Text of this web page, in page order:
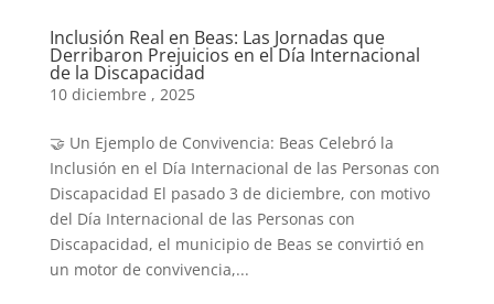
Inclusión Real en Beas: Las Jornadas que
Derribaron Prejuicios en el Día Internacional
de la Discapacidad
10 diciembre , 2025
🤝 Un Ejemplo de Convivencia: Beas Celebró la
Inclusión en el Día Internacional de las Personas con
Discapacidad El pasado 3 de diciembre, con motivo
del Día Internacional de las Personas con
Discapacidad, el municipio de Beas se convirtió en
un motor de convivencia,...